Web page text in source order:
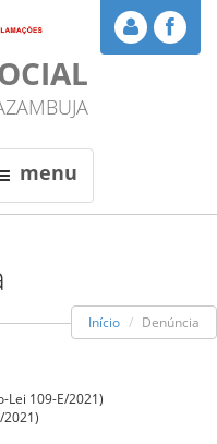
menu
Início Denúncia
Lei 109-E/2021)
2021)